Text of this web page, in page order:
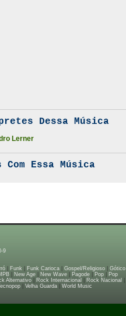
Dessa Música
Lerner
Com Essa Música
9
Funk Funk Carioca Gospel/Religioso Gótico
| New Age| New Wave| Pagode| Pop|
Pop
Alternativo| Rock Internacional Rock Nacional
| Velha Guarda| World Music